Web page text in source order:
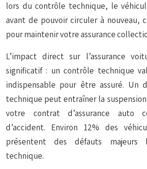
lors du contrôle technique, le
avant de pouvoir circuler à nouveau,
pour maintenir votre assurance
L’impact direct sur l’assurance
significatif : un contrôle technique
indispensable pour être assuré. Un
technique peut entraîner la
votre contrat d’assurance auto
d’accident. Environ 12% des
présentent des défauts
technique.